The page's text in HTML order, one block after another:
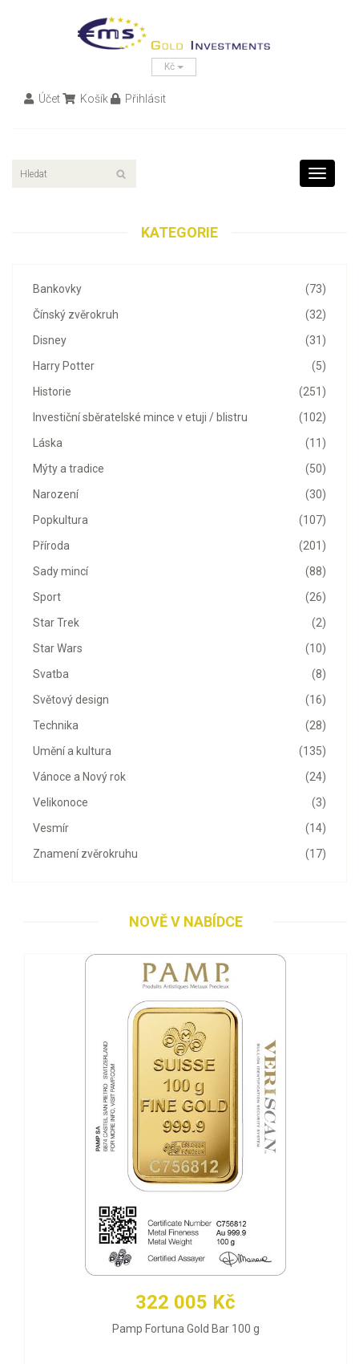
Kč
Účet Košík Přihlásit
Toggle
KATEGORIE
(73)
Bankovky
(32)
Čínský zvěrokruh
(31)
Disney
(5)
Harry Potter
(251)
Historie
(102)
Investiční sběratelské mince v etuji / blistru
(11)
Láska
(50)
Mýty a tradice
(30)
Narození
(107)
Popkultura
(201)
Příroda
(88)
Sady mincí
(26)
Sport
(2)
Star Trek
(10)
Star Wars
(8)
Svatba
(16)
Světový design
(28)
Technika
(135)
Umění a kultura
(24)
Vánoce a Nový rok
(3)
Velikonoce
(14)
Vesmír
(17)
Znamení zvěrokruhu
NOVĚ V NABÍDCE
322 005 Kč
Pamp Fortuna Gold Bar 100 g